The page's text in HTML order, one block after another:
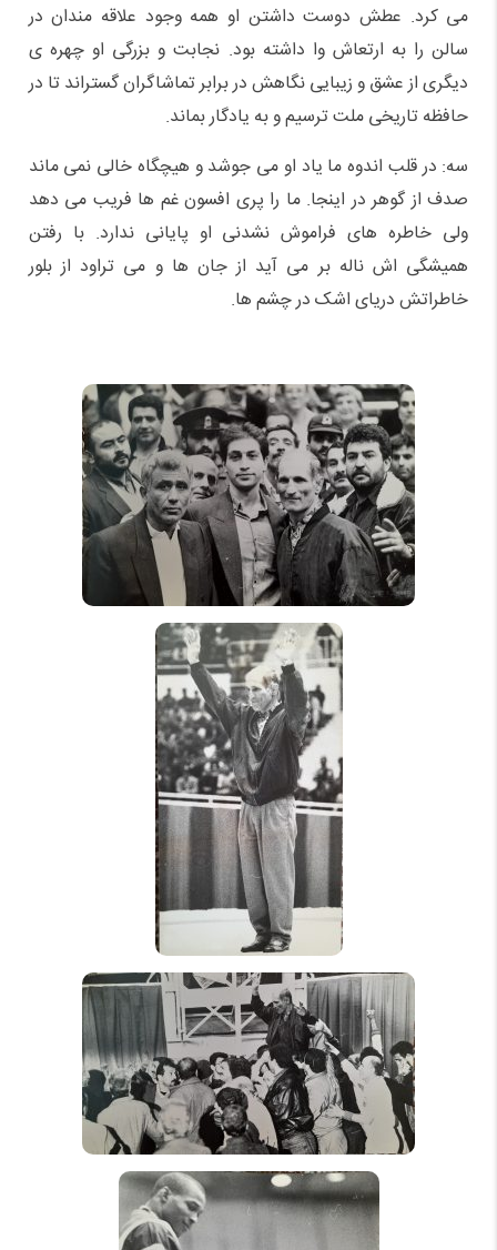
می کرد. عطش دوست داشتن او همه وجود علاقه مندان در
سالن را به ارتعاش وا داشته بود. نجابت و بزرگی او چهره ی
دیگری از عشق و زیبایی نگاهش در برابر تماشاگران گستراند تا در
حافظه تاریخی ملت ترسیم و به یادگار بماند.
سه: در قلب اندوه ما یاد او می جوشد و هیچگاه خالی نمی ماند
صدف از گوهر در اینجا. ما را پری افسون غم ها فریب می دهد
ولی خاطره های فراموش نشدنی او پایانی ندارد. با رفتن
همیشگی اش ناله بر می آید از جان ها و می تراود از بلور
خاطراتش دریای اشک در چشم ها.